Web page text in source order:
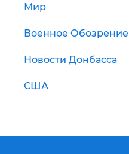
Мир
Военное Обозрение
Новости Донбасса
США